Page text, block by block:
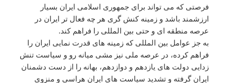
فرصتی که می تواند برای جمهوری اسلامی ایران بسیار
ارزشمند باشد و زمینه کنش گری هر چه فعال تر ایران در
عرصه منطقه ای و حتی بین المللی را فراهم کند.
به جز عوامل بین المللی که زمینه های قدرت نمایی ایران را
فراهم کرده، در عرصه ملی نیز مشی میانه رو و سیاست تنش
زدایی دولت های یازدهم و دوازدهم، بهانه را از دست دشمنان
ایران گرفته و تشدید سیاست های ایران هراسی و منزوی